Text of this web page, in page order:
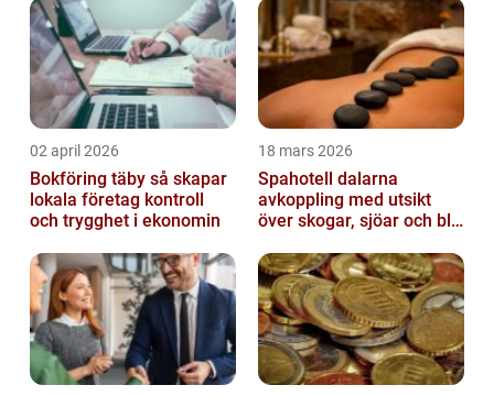
02 april 2026
Bokföring täby så skapar
lokala företag kontroll
och trygghet i ekonomin
18 mars 2026
Spahotell dalarna
avkoppling med utsikt
över skogar, sjöar och blå